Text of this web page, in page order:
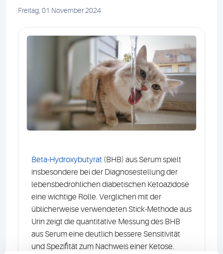
Freitag, 01 November 2024
Beta-Hydroxybutyrat (BHB) aus Serum spielt
insbesondere bei der Diagnosestellung der
lebensbedrohlichen diabetischen Ketoazidose
eine wichtige Rolle. Verglichen mit der
üblicherweise verwendeten Stick-Methode aus
Urin zeigt die quantitative Messung des BHB
aus Serum eine deutlich bessere Sensitivität
und Spezifität zum Nachweis einer Ketose.